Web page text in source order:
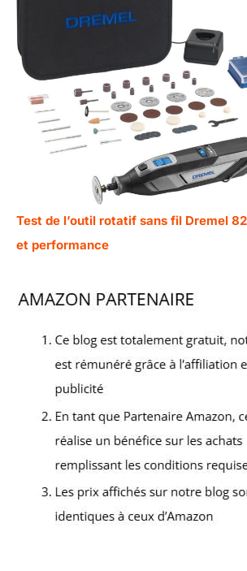
Test de l’outil rotatif sans fil Dremel
et performance